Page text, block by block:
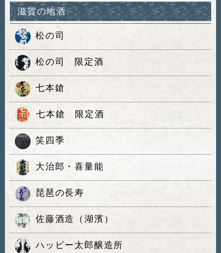
滋賀の地酒
松の司
松の司 限定酒
七本鎗
七本鎗 限定酒
笑四季
大治郎・喜量能
琵琶の長寿
佐藤酒造（湖濱）
ハッピー太郎醸造所